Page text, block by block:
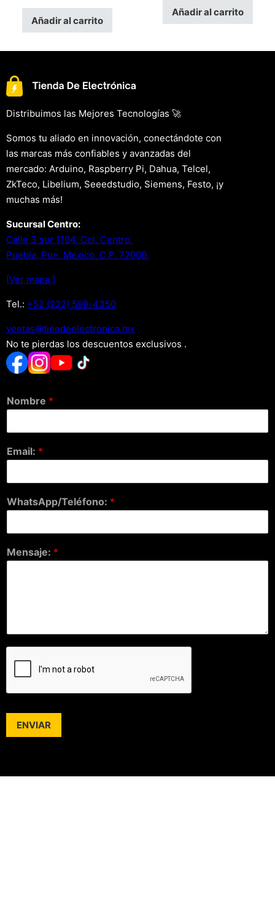
Añadir al carrito
Añadir al carrito
Distribuimos las Mejores Tecnologías 🚀
Somos tu aliado en innovación, conectándote con
las marcas más confiables y avanzadas del
mercado: Arduino, Raspberry Pi, Dahua, Telcel,
ZkTeco, Libelium, Seeedstudio, Siemens, Festo, ¡y
muchas más!
Sucursal Centro:
Calle 3 sur 1104, Col. Centro.
Puebla, Pue. Mexico. C.P. 72000.
[Ver mapa.]
Tel.: +52 (222) 598-4350
xm.acinortceleedneit@satnev
No te pierdas los descuentos exclusivos .
Nombre *
Email: *
WhatsApp/Teléfono: *
Mensaje: *
ENVIAR